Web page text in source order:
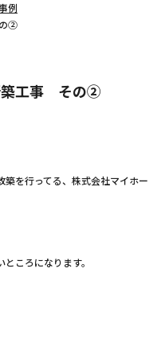
例
②
工事 その②
を行ってる、株式会社マイホー
ころになります。